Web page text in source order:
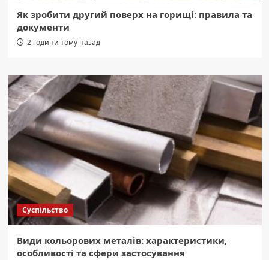
Як зробити другий поверх на горищі: правила та
документи
2 години тому назад
Суспільство
Види кольорових металів: характеристики,
особливості та сфери застосування